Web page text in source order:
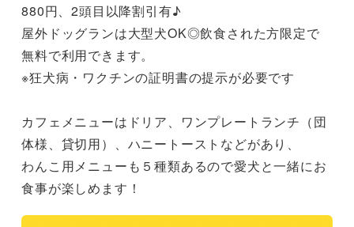
880円、2頭目以降割引有♪
屋外ドッグランは大型犬OK◎飲食された方限定で
無料で利用できます。
※狂犬病・ワクチンの証明書の提示が必要です
カフェメニューはドリア、ワンプレートランチ（団
体様、貸切用）、ハニートーストなどがあり、
わんこ用メニューも５種類あるので愛犬と一緒にお
食事が楽しめます！